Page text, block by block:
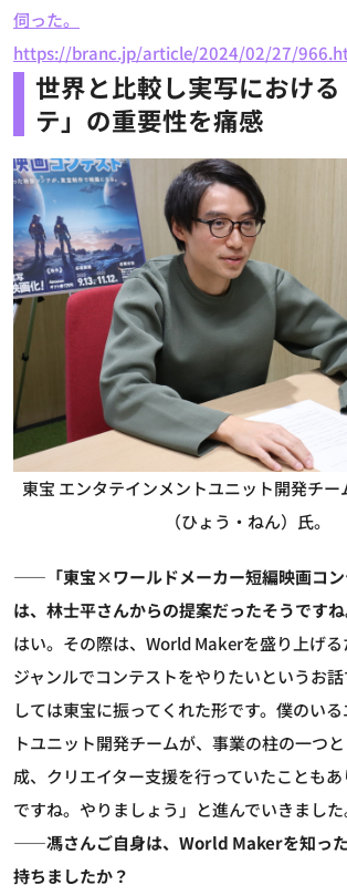
伺った。
https://branc.jp/article/2024/02/27/
世界と比較し実写におけ
テ」の重要性を痛感
東宝 エンタテインメントユニット開発チ
（ひょう・ねん）氏。
――「東宝×ワールドメーカー短編映画コン
は、林士平さんからの提案だったそうですね
はい。その際は、World Makerを盛り上げ
ジャンルでコンテストをやりたいというお
しては東宝に振ってくれた形です。僕のい
トユニット開発チームが、事業の柱の一つ
成、クリエイター支援を行っていたことも
ですね。やりましょう」と進んでいきました
――馮さんご自身は、World Makerを知っ
持ちましたか？